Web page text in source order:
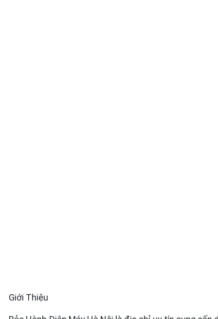
Giới Thiệu